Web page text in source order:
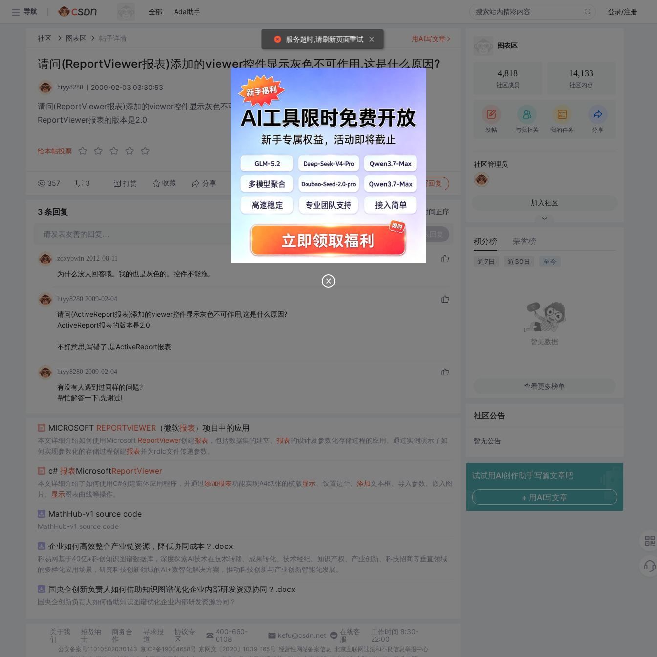
导航 全部 Ada助手 登录/注册
社区 图表区 帖子详情
请问(ReportViewer报表)添加的viewer控件显示灰色不可作用,这是什么原因?
htyy8280 2009-02-03 03:30:53
请问(ReportViewer报表)添加的viewer控件显示灰色不可作用,这是什么原因?
ReportViewer报表的版本是2.0
给本帖投票
357 3 打赏 收藏 分享 转发到动态 举报 写回复
用AI写文章
3 条回复 切换为时间正序
请发表友善的回复…
zqxybwin 2012-08-11
为什么没人回答哦。我的也是灰色的。控件不能拖。
htyy8280 2009-02-04
请问(ActiveReport报表)添加的viewer控件显示灰色不可作用,这是什么原因?
ActiveReport报表的版本是2.0
不好意思,写错了,是ActiveReport报表
htyy8280 2009-02-04
有没有人遇到过同样的问题?
帮忙解答一下,先谢过!
MICROSOFT REPORTVIEWER（微软报表）项目中的应用
本文详细介绍如何使用Microsoft ReportViewer创建报表 ，包括数据集的建立、 报表的设计及参数化存储过程的应用。通过实例演示了如
何实现参数化的存储过程创建报表并为rdlc文件传递参数。
c# 报表MicrosoftReportViewer
本文详细介绍了如何使用C#创建窗体应用程序，并通过添加报表功能实现A4纸张的横版 显示、设置边距、 添加文本框、导入参数、嵌入图
片、
显示图表曲线等操作。
MathHub-v1 source code
MathHub-v1 source code
企业如何高效整合产业链资源，降低协同成本？.docx
科易网基于40亿+科创知识图谱数据库，深度探索AI技术在技术转移、成果转化、技术经纪、知识产权、产业创新、科技招商等垂直领域
的多样化应用场景，研究科技创新领域的AI+数智化解决方案，推动科技创新与产业创新智能化发展。
国央企创新负责人如何借助知识图谱优化企业内部研发资源协同？.docx
国央企创新负责人如何借助知识图谱优化企业内部研发资源协同？
关于我
们
招贤纳
士
商务合
作
寻求报
道
协议专
区
400-660-
0108
kefu@csdn.net
在线客
服
工作时间 8:30-
22:00
公安备案号11010502030143 京ICP备19004658号 京网文〔2020〕1039-165号 经营性网站备案信息 北京互联网违法和不良信息举报中心
图表区
4,818
社区成员
14,133
社区内容
发帖 与我相关 我的任务 分享
社区管理员
加入社区
积分榜 荣誉榜
近7日 近30日 至今
暂无数据
查看更多榜单
社区公告
暂无公告
试试用AI创作助手写篇文章吧
+ 用AI写文章
服务超时,请刷新页面重试